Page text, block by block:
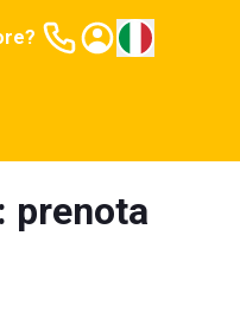
prenota